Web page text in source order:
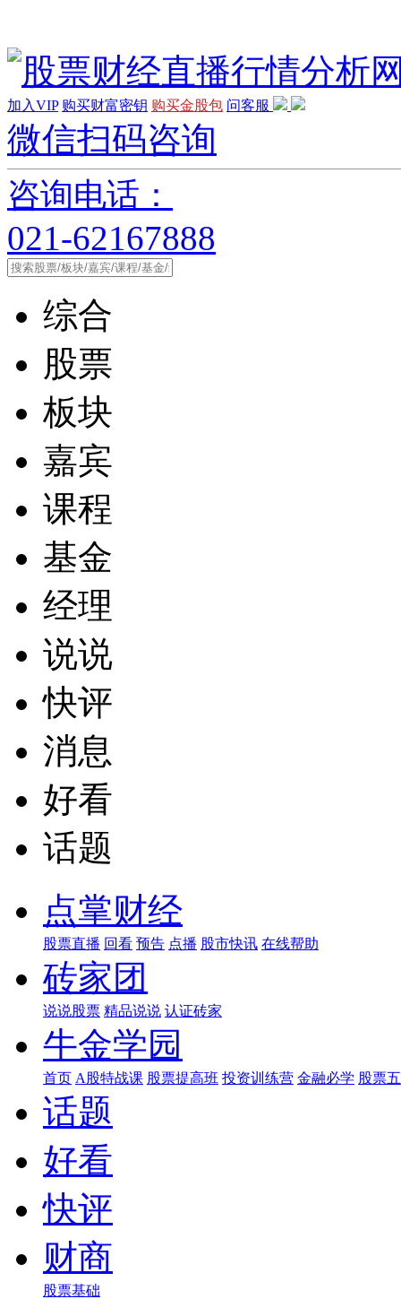
加入VIP 购买财富密钥 购买金股包 问客服
微信扫码咨询
咨询电话：
021-62167888
综合
股票
板块
嘉宾
课程
基金
经理
说说
快评
消息
好看
话题
点掌财经
股票直播 回看 预告 点播 股市快讯 在线帮助
砖家团
说说股票 精品说说 认证砖家
牛金学园
首页 A股特战课 股票提高班 投资训练营 金融必学 股票
话题
好看
快评
财商
股票基础